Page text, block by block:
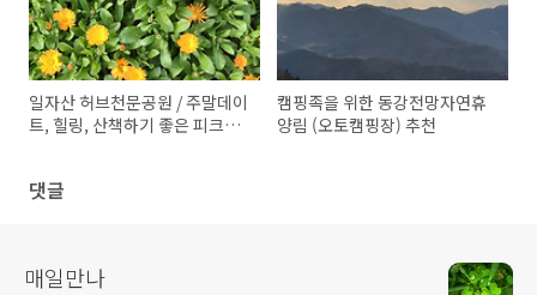
일자산 허브천문공원 / 주말데이
트, 힐링, 산책하기 좋은 피크닉
캠핑족을 위한 동강전망자연휴
양림 (오토캠핑장) 추천
댓글
매일만나